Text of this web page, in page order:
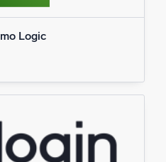
Logic